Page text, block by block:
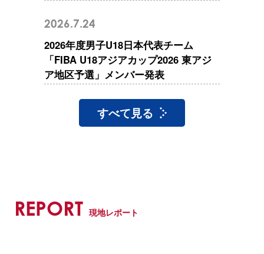
2026.7.24
2026年度男子U18日本代表チーム
「FIBA U18アジアカップ2026 東アジ
ア地区予選」メンバー発表
すべて見る
REPORT 現地レポート